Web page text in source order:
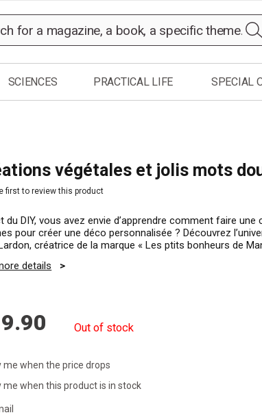
SCIENCES PRACTICAL LIFE SPECIAL
végétales et jolis mots
first to review this product
du DIY, vous avez envie d’apprendre comment faire
pour créer une déco personnalisée ? Découvrez
créatrice de la marque « Les ptits bonheurs de
details
Out of stock
me when the price drops
me when this product is in stock